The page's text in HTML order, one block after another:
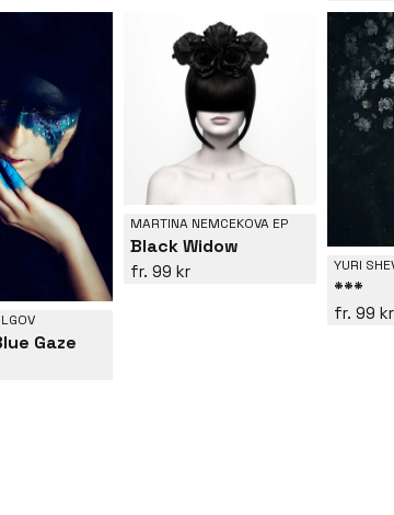
Gaze
MARTINA NEMCEKOVA EP
Black Widow
99 kr YURI
***
99 kr